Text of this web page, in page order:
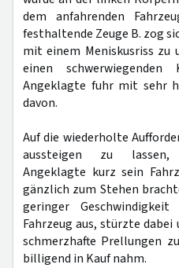
dem anfahrenden
festhaltende Zeuge B. zog
mit einem Meniskusriss
einen schwerwiegenden
Angeklagte fuhr mit sehr
davon.
Auf die wiederholte
aussteigen zu
Angeklagte kurz sein
gänzlich zum Stehen
geringer
Fahrzeug aus, stürzte
schmerzhafte Prellungen
billigend in Kauf nahm.